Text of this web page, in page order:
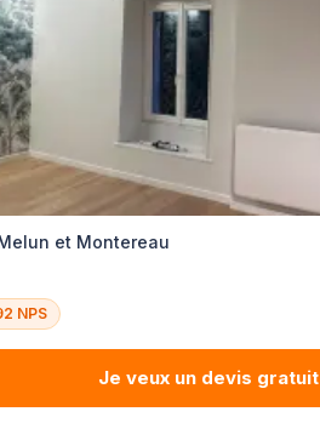
et Montereau
NPS
Je veux un devis gratuit